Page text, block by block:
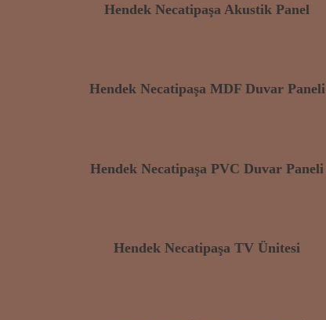
Hendek Necatipaşa Akustik Panel
Hendek Necatipaşa MDF Duvar Paneli
Hendek Necatipaşa PVC Duvar Paneli
Hendek Necatipaşa TV Ünitesi